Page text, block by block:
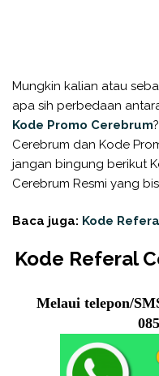
Mungkin kalian atau
apa sih perbedaan
Kode Promo Cerebrum
Cerebrum dan Kode
jangan bingung berikut
Cerebrum Resmi yang
Baca juga: Kode
Kode Referal
Melaui telepon/